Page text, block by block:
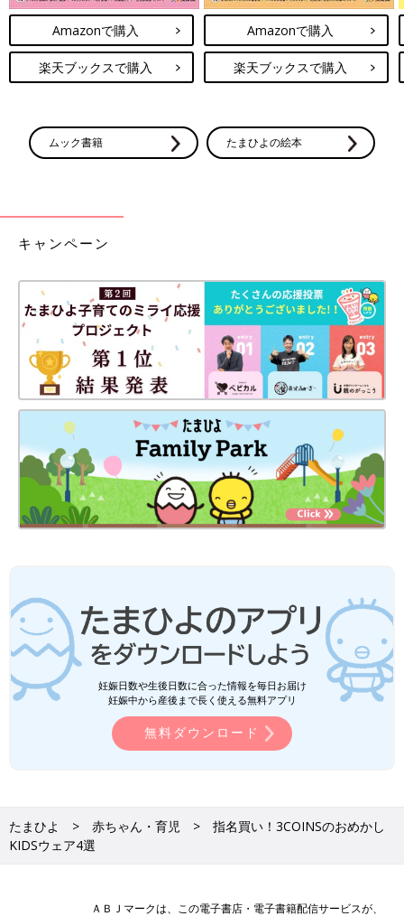
Amazonで購入
楽天ブックスで購入
Amazonで購入
楽天ブックスで購入
ムック書籍 たまひよの絵本
キャンペーン
妊娠日数や生後日数に合った情報を毎日お届け
妊娠中から産後まで長く使える無料アプリ
無料ダウンロード
たまひよ 赤ちゃん・育児
指名買い！3COINSのおめかし
KIDSウェア4選
ＡＢＪマークは、この電子書店・電子書籍配信サービスが、